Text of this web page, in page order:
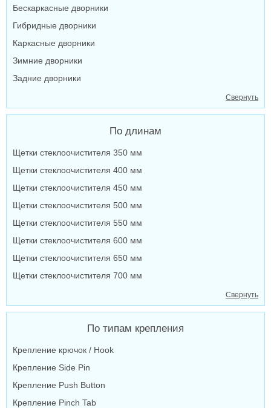
Бескаркасные дворники
Гибридные дворники
Каркасные дворники
Зимние дворники
Задние дворники
Свернуть
По длинам
Щетки стеклоочистителя 350 мм
Щетки стеклоочистителя 400 мм
Щетки стеклоочистителя 450 мм
Щетки стеклоочистителя 500 мм
Щетки стеклоочистителя 550 мм
Щетки стеклоочистителя 600 мм
Щетки стеклоочистителя 650 мм
Щетки стеклоочистителя 700 мм
Свернуть
По типам крепления
Крепление крючок / Hook
Крепление Side Pin
Крепление Push Button
Крепление Pinch Tab